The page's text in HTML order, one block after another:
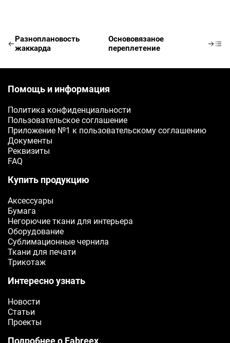
Разноплановость
жаккарда
Основовязаное
переплетение
Помощь и информация
Политика конфиденциальности
Пользовательское соглашение
Приложение №1 к пользовательскому соглашению
Документы
Реквизиты
FAQ
Купить продукцию
Аксессуары
Бумага
Негорючие ткани для интерьера
Оборудование
Сублимационные чернила
Ткани для печати
Трикотаж
Интересно узнать
Новости
Статьи
Проекты
Подробнее о Fabreex